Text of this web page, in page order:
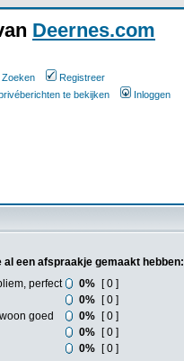
Deernes.com
Zoeken
Registreer
te bekijken Inloggen
een afspraakje gemaakt hebben:
perfect
0%
[ 0 ]
0%
[ 0 ]
goed
0%
[ 0 ]
0%
[ 0 ]
0%
[ 0 ]